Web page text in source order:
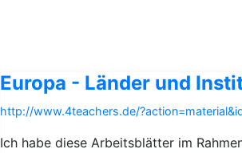
Europa - Länder und
http://www.4teachers.de/
Ich habe diese Arbeitsblätter im